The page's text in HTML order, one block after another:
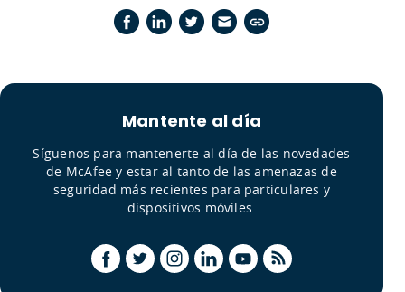
Mantente al día
Síguenos para mantenerte al día de las novedades
de McAfee y estar al tanto de las amenazas de
seguridad más recientes para particulares y
dispositivos móviles.